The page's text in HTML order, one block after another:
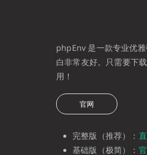
phpEnv 是一款专业优
白非常友好。只需要下
用！
官网
完整版（推荐）：
基础版（极简）：